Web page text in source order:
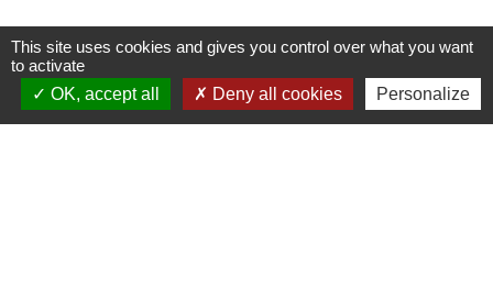
Contacts
This site uses cookies and gives you control over what you want
to activate
OK, accept all
Deny all cookies Personalize